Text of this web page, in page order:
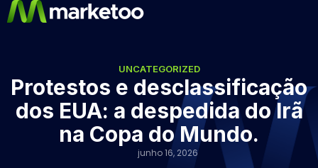
UNCATEGORIZED
Protestos e desclassificação
dos EUA: a despedida do Irã
na Copa do Mundo.
junho 16, 2026